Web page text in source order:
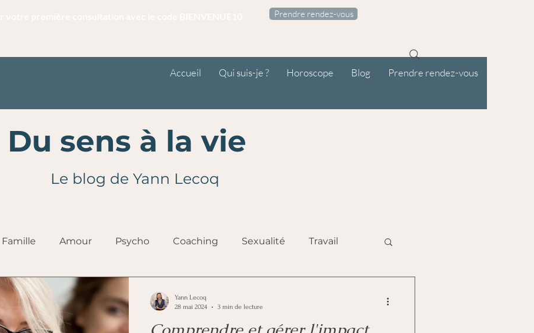
Prendre rendez-vous
Accueil Qui suis-je ? Horoscope Blog Prendre rendez-vous
Du sens à la vie
Le blog de Yann Lecoq
Famille Amour Psycho Coaching Sexualité Travail
neuro-libido Analyse et information
Yann Lecoq
28 mai 2024
3 min de lecture